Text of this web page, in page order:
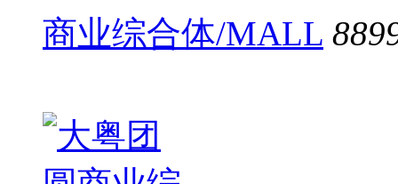
商业综合体/MALL